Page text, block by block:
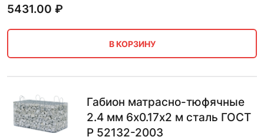
5431.00 ₽
В КОРЗИНУ
Габион матрасно-тюфячные
2.4 мм 6х0.17х2 м сталь ГОСТ
Р 52132-2003